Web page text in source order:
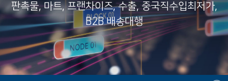
판촉물, 마트, 프랜차이즈, 수출, 중국직수입최저가,
B2B 배송대행